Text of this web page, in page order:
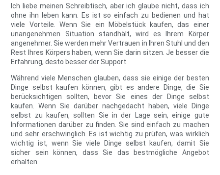
Ich liebe meinen Schreibtisch, aber ich glaube nicht, dass ich
ohne ihn leben kann. Es ist so einfach zu bedienen und hat
viele Vorteile. Wenn Sie ein Möbelstück kaufen, das einer
unangenehmen Situation standhält, wird es Ihrem Körper
angenehmer. Sie werden mehr Vertrauen in Ihren Stuhl und den
Rest Ihres Körpers haben, wenn Sie darin sitzen. Je besser die
Erfahrung, desto besser der Support.
Während viele Menschen glauben, dass sie einige der besten
Dinge selbst kaufen können, gibt es andere Dinge, die Sie
berücksichtigen sollten, bevor Sie eines der Dinge selbst
kaufen. Wenn Sie darüber nachgedacht haben, viele Dinge
selbst zu kaufen, sollten Sie in der Lage sein, einige gute
Informationen darüber zu finden. Sie sind einfach zu machen
und sehr erschwinglich. Es ist wichtig zu prüfen, was wirklich
wichtig ist, wenn Sie viele Dinge selbst kaufen, damit Sie
sicher sein können, dass Sie das bestmögliche Angebot
erhalten.